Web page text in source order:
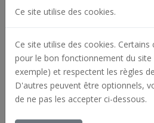
Inauguration à
Atlantic Paysages est fière
réalisation de cette boucle
personnes à...
Ce site utilise des cookies.
Ce site utilise des cookies.
pour le bon fonctionnement du
exemple) et respectent les règles
D'autres peuvent être optionnels,
de ne pas les accepter ci-dessous.